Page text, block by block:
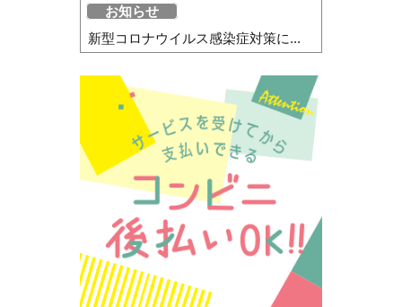
お知らせ
新型コロナウイルス感染症対策に...